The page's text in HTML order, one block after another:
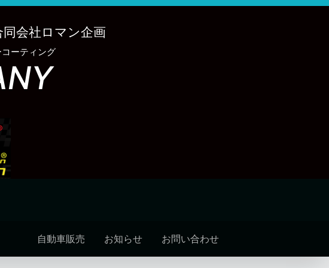
会社ロマン企画
ーティング
自動車販売 お知らせ お問い合わせ